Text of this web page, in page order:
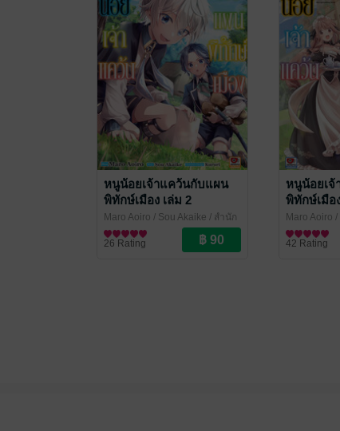
หนูน้อยเจ้าแคว้นกับแผน
พิทักษ์เมือง เล่ม 2
Maro Aoiro / Sou Akaike / สำนัก
พิมพ์เซนชู
การ์ตูนทั่วไป
26 Rating
หนูน้อยเ
พิทักษ์เมือ
Maro Aoiro
พิมพ์เซนชู
การ์ตูนทั่วไป
42 Rating